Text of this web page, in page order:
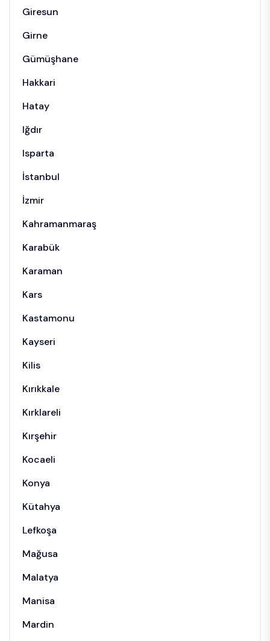
Giresun
Girne
Gümüşhane
Hakkari
Hatay
Iğdır
Isparta
İstanbul
İzmir
Kahramanmaraş
Karabük
Karaman
Kars
Kastamonu
Kayseri
Kilis
Kırıkkale
Kırklareli
Kırşehir
Kocaeli
Konya
Kütahya
Lefkoşa
Mağusa
Malatya
Manisa
Mardin